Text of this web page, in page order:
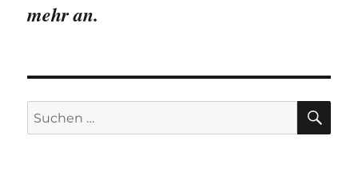
mehr an.
Suchen
nach: